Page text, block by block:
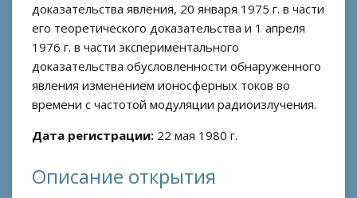
доказательства явления, 20 января 1975 г. в части
его теоретического доказательства и 1 апреля
1976 г. в части экспериментального
доказательства обусловленности обнаруженного
явления изменением ионосферных токов во
времени с частотой модуляции радиоизлучения.
Дата регистрации: 22 мая 1980 г.
Описание открытия